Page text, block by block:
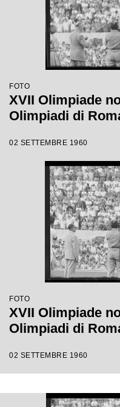
FOTO
XVII Olimpiade
Olimpiadi di
02 SETTEMBRE 1960
FOTO
XVII Olimpiade
Olimpiadi di
02 SETTEMBRE 1960